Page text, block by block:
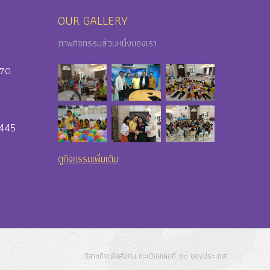
OUR GALLERY
ภาพกิจกรรมส่วนหนึ่งของเรา
ดูกิจกรรมเพิ่มเติม
วิสาหกิจเพื่อสังคม ทะเบียนเลขที่ ๑๐ ของประเทศ